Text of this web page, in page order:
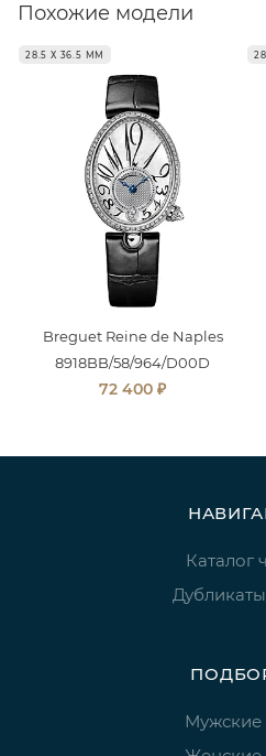
Похожие модели
28.5 Х 36.5 ММ
Breguet Reine de Naples
8918BB/58/964/D00D
72 400 ₽
Каталог
Мужские